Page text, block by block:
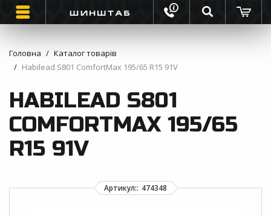
ШИНИ
ВАНТАЖНІ ШИНИ
МОТО ШИНИ
ІНФОРМАЦІЯ
Головна
Каталог товарів
Habilead S801 ComfortMax 195/65 R15 91V
HABILEAD S801
COMFORTMAX 195/65
R15 91V